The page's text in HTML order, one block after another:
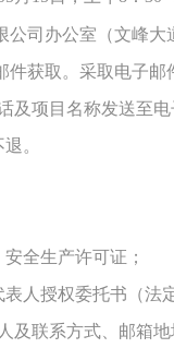
司办公室（文峰
获取。采取电子
项目名称发送至电
。
全生产许可证；
人授权委托书（法
及联系方式、邮箱